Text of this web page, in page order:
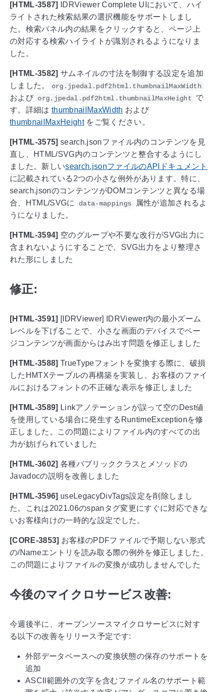
[HTML-3587]
IDRViewer Complete UIにおいて、ハイ
ライトされた検索結果の選択機能をサポートしまし
た。検索パネル内の結果をクリックすると、ページ上
の対応する検索ハイライトが識別されるようになりま
した。
[HTML-3582] サムネイルの寸法を制御する設定を追加
しました。
org.jpedal.pdf2html.thumbnailMaxWidth
および org.jpedal.pdf2html.thumbnailMaxHeight
で
す。詳細は thumbnailMaxWidth および
thumbnailMaxHeightをご覧ください。
[HTML-3575] search.jsonファイル内のコンテンツを見
直し、HTML/SVG内のコンテンツと整合するようにし
ました。新しいsearch.jsonファイルのAPIドキュメント
に記載されている2つの小さな例外があります。特に、
search.jsonのコンテンツがDOMコンテンツと異なる場
合、HTML/SVGに
data-mappings
属性が追加されるよ
うになりました。
[HTML-3594] 空のグループや不要な改行がSVG出力に
含まれないようにすることで、SVG出力をより整理さ
れた形にしました
修正:
[HTML-3591] [IDRViewer] IDRViewer内の最小ズーム
レベルを下げることで、小さな画面のデバイスでペー
ジコンテンツが画面からはみ出す問題を修正しました
[HTML-3588] TrueTypeフォントを変換する際に、破損
したHMTXテーブルの再構築を実装し、お客様のファイ
ルにおけるフォントの不正確な表示を修正しました
[HTML-3589] Linkアノテーションが誤って空のDest値
を使用している場合に発生するRuntimeExceptionを修
正しました。この問題によりファイル内のすべての出
力が妨げられていました
[HTML-3602] 各種パブリッククラスとメソッドの
Javadocの説明を改善しました
[HTML-3596] useLegacyDivTags設定を削除しまし
た。これは2021.06のspanタグ変更にすぐに対応できな
いお客様向けの一時的な設定でした。
[CORE-3853] お客様のPDFファイルで予期しない形式
の/Nameエントリを読み取る際の例外を修正しました。
この問題によりファイルの変換が成功しませんでした
今後のマイクロサービス改善:
今週後半に、オープンソースマイクロサービスに対す
る以下の改善をリリース予定です:
外部データベースへの変換状態の保存のサポートを
追加
ASCII範囲外の文字を含むファイル名のサポート範